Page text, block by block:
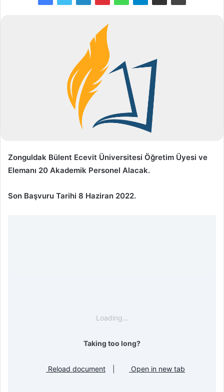
Zonguldak Bülent Ecevit Üniversitesi Öğretim Üyesi ve
Elemanı 20 Akademik Personel Alacak.
Son Başvuru Tarihi 8 Haziran 2022.
Loading…
Taking too long?
Reload document Open in new tab